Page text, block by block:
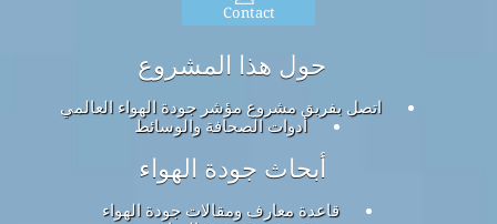
Contact
حول هذا المشروع
اتصل بفريق مشروع مؤشر جودة الهواء العالمي
أدوات الصحافة والوسائط
أبحاث جودة الهواء
قاعدة معارف ومقالات جودة الهواء